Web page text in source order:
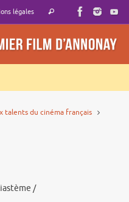
légales
Recherche
Rechercher
talents du cinéma français
/